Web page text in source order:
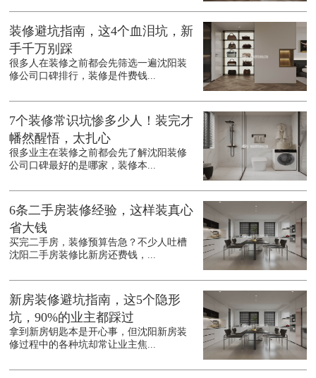
装修避坑指南，这4个血泪坑，新
手千万别踩
很多人在装修之前都会先筛选一遍沈阳装
修公司口碑排行，装修是件费钱...
7个装修常识坑惨多少人！装完才
幡然醒悟，太扎心
很多业主在装修之前都会先了解沈阳装修
公司口碑最好的是哪家，装修本...
6条二手房装修经验，这样装真心
省大钱
买完二手房，装修预算告急？不少人吐槽
沈阳二手房装修比新房还费钱，...
新房装修避坑指南，这5个隐形
坑，90%的业主都踩过
拿到新房钥匙本是开心事，但沈阳新房装
修过程中的各种坑却常让业主焦...